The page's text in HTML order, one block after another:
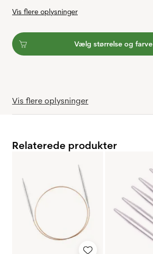
Vis flere oplysninger
Vælg størrelse og farve
Vis flere oplysninger
Relaterede produkter